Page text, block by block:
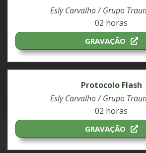
Esly Carvalho / Grupo
02 horas
GRAVAÇÃO
Protocolo Flash
Esly Carvalho / Grupo
02 horas
GRAVAÇÃO